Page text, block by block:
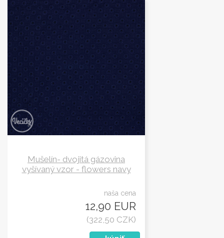
Mušelín- dvojitá gázovina
vyšívaný vzor - flowers navy
naša cena
12,90 EUR
(322,50 CZK)